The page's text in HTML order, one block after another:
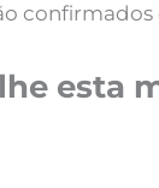
confirmados
esta